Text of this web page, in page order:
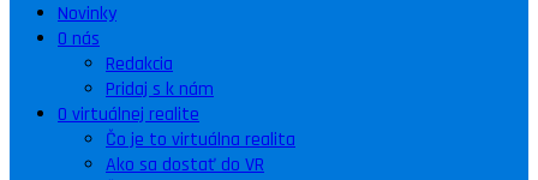
Novinky
O nás
Redakcia
Pridaj s k nám
O virtuálnej realite
Čo je to virtuálna realita
Ako sa dostať do VR